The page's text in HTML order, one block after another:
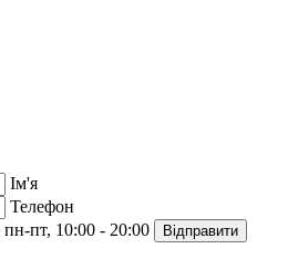
Ім'я
Телефон
пн-пт, 10:00 - 20:00 Відправити